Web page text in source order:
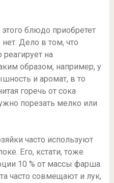
этого блюдо приобретет
Дело в том, что
на
образом, например, у
и аромат, в то
горечь от сока
порезать мелко или
часто используют
Его, кстати, тоже
10 % от массы фарша.
часто совмещают и лук,